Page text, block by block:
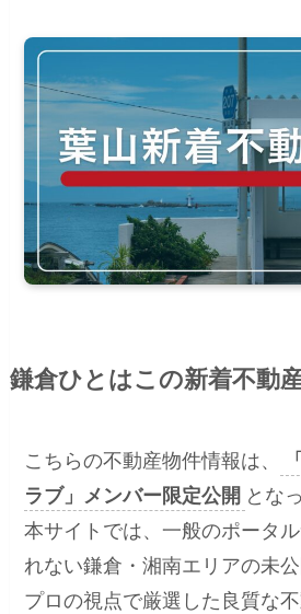
鎌倉ひとはこの新着不動
こちらの不動産物件情報は、
ラブ」メンバー限定公開 とな
本サイトでは、一般のポータ
れない鎌倉・湘南エリアの未
プロの視点で厳選した良質な